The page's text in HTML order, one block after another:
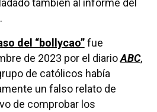
del “bollycao”fue
de 2023 por el diarioABC,
de católicos había
un falso relato de
de comprobar los